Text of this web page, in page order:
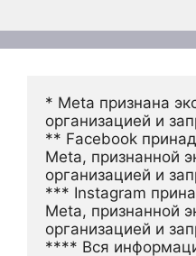
* Meta признана
организацией и
** Facebook
Meta, признанной
организацией и
*** Instagram
Meta, признанной
организацией и
**** Вся